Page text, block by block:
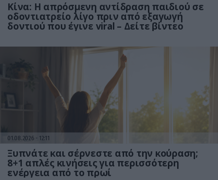
Κίνα: Η απρόσμενη αντίδραση παιδιού σε
οδοντιατρείο λίγο πριν από εξαγωγή
δοντιού που έγινε viral – Δείτε βίντεο
01.08.2026 12:11
Ξυπνάτε και σέρνεστε από την κούραση;
8+1 απλές κινήσεις για περισσότερη
ενέργεια από το πρωί